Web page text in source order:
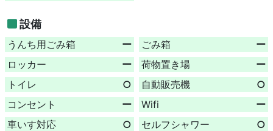
設備
うんち用ごみ箱 ー ごみ箱
ー
ロッカー
ー 荷物置き場
ー
トイレ
○ 自動販売機
○
コンセント
ー Wifi
ー
車いす対応
○ セルフシャワー
○